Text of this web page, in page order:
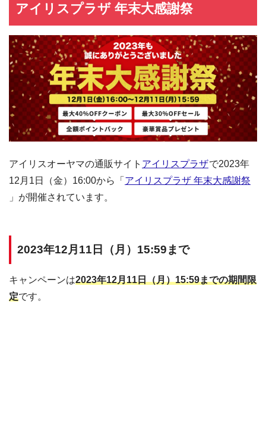
アイリスプラザ 年末大感謝祭
アイリスオーヤマの通販サイト アイリスプラザで2023年
12月1日（金）16:00から「 アイリスプラザ 年末大感謝祭
」が開催されています。
2023年12月11日（月）15:59まで
キャンペーンは2023年12月11日（月）15:59までの期間限
定です。